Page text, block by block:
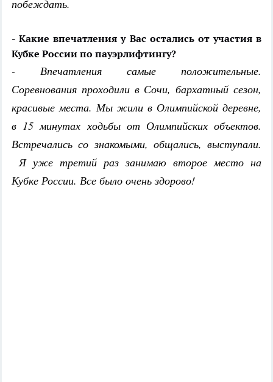
побеждать.
- Какие впечатления у Вас остались от участия в
Кубке России по пауэрлифтингу?
- Впечатления самые положительные.
Соревнования проходили в Сочи, бархатный сезон,
красивые места. Мы жили в Олимпийской деревне,
в 15 минутах ходьбы от Олимпийских объектов.
Встречались со знакомыми, общались, выступали.
Я уже третий раз занимаю второе место на
Кубке России. Все было очень здорово!